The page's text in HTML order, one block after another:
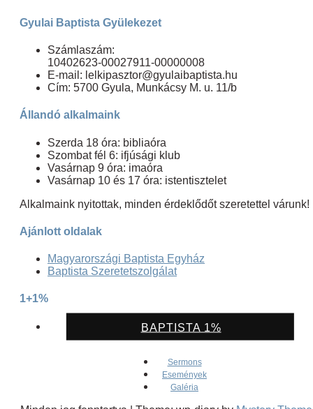
Gyulai Baptista Gyülekezet
Számlaszám:
10402623-00027911-00000008
E-mail: lelkipasztor@gyulaibaptista.hu
Cím: 5700 Gyula, Munkácsy M. u. 11/b
Állandó alkalmaink
Szerda 18 óra: bibliaóra
Szombat fél 6: ifjúsági klub
Vasárnap 9 óra: imaóra
Vasárnap 10 és 17 óra: istentisztelet
Alkalmaink nyitottak, minden érdeklődőt szeretettel várunk!
Ajánlott oldalak
Magyarországi Baptista Egyház
Baptista Szeretetszolgálat
1+1%
BAPTISTA 1%
Sermons
Események
Galéria